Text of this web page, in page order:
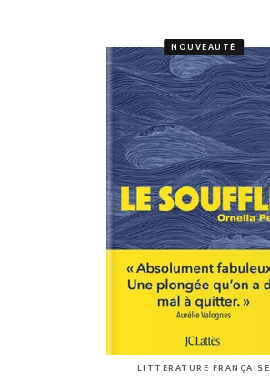
NOUVEAUTÉ
LITTÉRATURE FRANÇAISE